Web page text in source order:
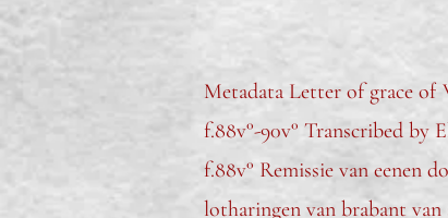
Metadata Letter of grace of
f.88v°-90v° Transcribed
f.88v° Remissie van eenen
lotharingen van brabant